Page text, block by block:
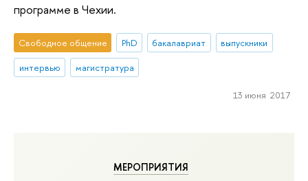
МЕРОПРИЯТИЯ
программе в Чехии.
Свободное общение PhD бакалавриат
выпускники
интервью
магистратура
13 июня 2017